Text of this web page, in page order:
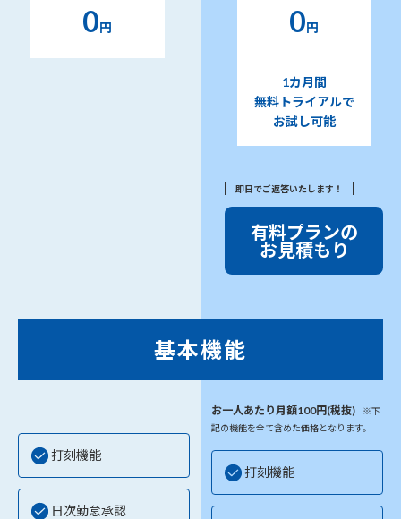
0円 0円
1カ月間
無料トライアルで
お試し可能
即日でご返答いたします！
有料プランの
お見積もり
基本機能
打刻機能
日次勤怠承認
お一人あたり月額100円(税抜)
※下
記の機能を全て含めた価格となります。
打刻機能